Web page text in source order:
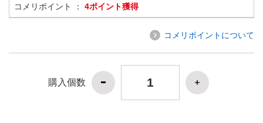
コメリポイント ： 4ポイント獲得
コメリポイントについて
購入個数